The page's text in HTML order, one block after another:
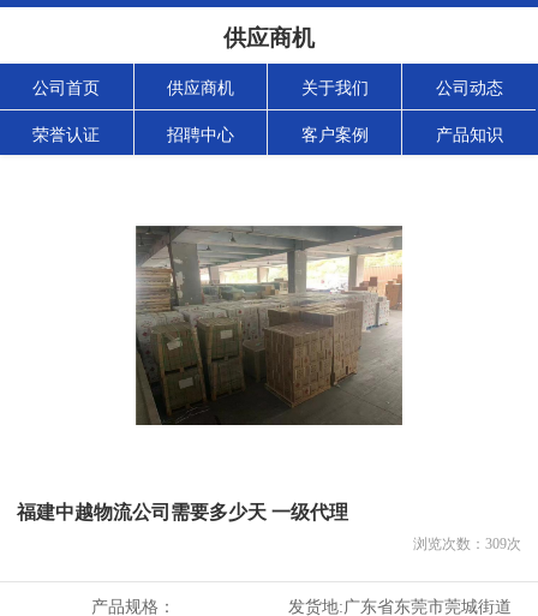
供应商机
公司首页 供应商机 关于我们 公司动态
荣誉认证 招聘中心 客户案例 产品知识
福建中越物流公司需要多少天 一级代理
浏览次数： 309次
产品规格： 发货地:广东省东莞市莞城街道